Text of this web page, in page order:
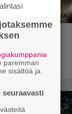
-
paremman
sisältöä ja